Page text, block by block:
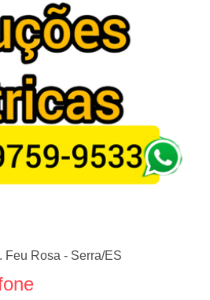
Feu Rosa - Serra/ES